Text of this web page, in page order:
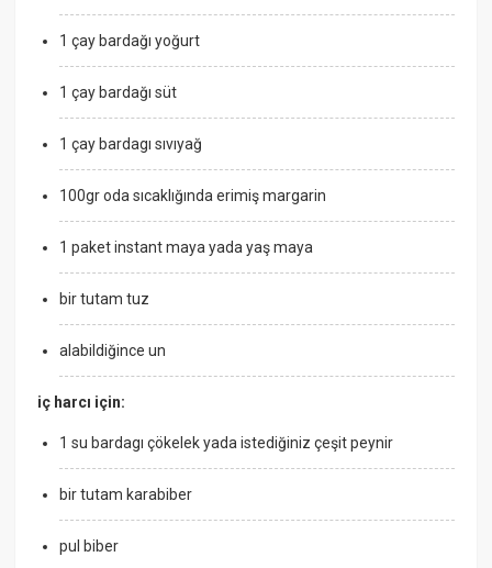
1 çay bardağı yoğurt
1 çay bardağı süt
1 çay bardagı sıvıyağ
100gr oda sıcaklığında erimiş margarin
1 paket instant maya yada yaş maya
bir tutam tuz
alabildiğince un
iç harcı için:
1 su bardagı çökelek yada istediğiniz çeşit peynir
bir tutam karabiber
pul biber